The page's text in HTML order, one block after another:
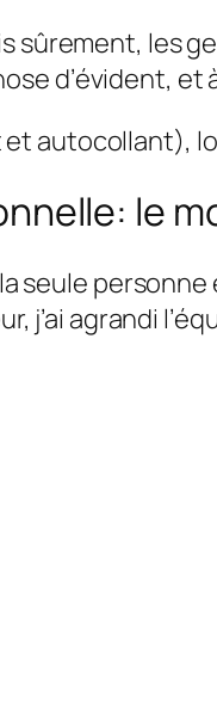
sûrement, les
d’évident, et
autocollant),
le
seule
j’ai agrandi